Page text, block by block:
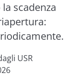
scadenza
USR